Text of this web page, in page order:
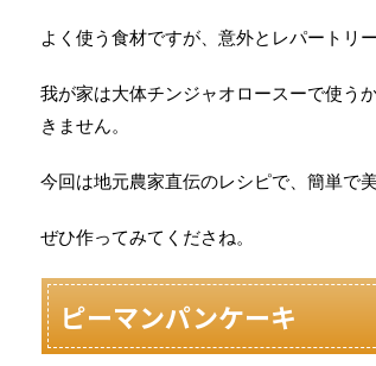
よく使う食材ですが、意外とレパートリ
我が家は大体チンジャオロースーで使う
きません。
今回は地元農家直伝のレシピで、簡単で
ぜひ作ってみてくださね。
ピーマンパンケーキ